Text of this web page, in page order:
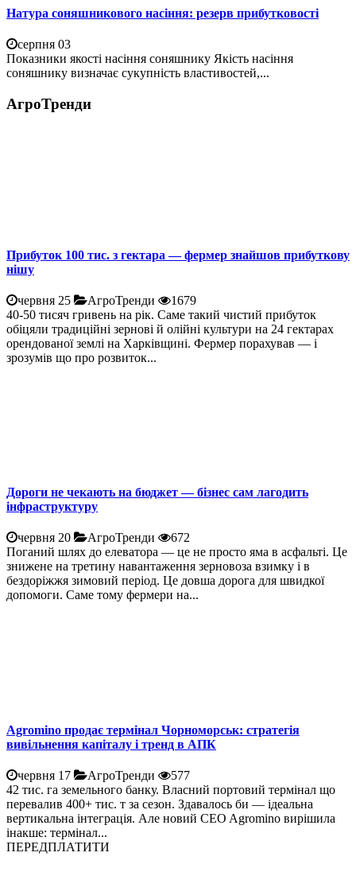
Натура соняшникового насіння: резерв прибутковості
серпня 03
Показники якості насіння соняшнику Якість насіння
соняшнику визначає сукупність властивостей,...
АгроТренди
Прибуток 100 тис. з гектара — фермер знайшов прибуткову
нішу
червня 25 АгроТренди
1679
40-50 тисяч гривень на рік. Саме такий чистий прибуток
обіцяли традиційні зернові й олійні культури на 24 гектарах
орендованої землі на Харківщині. Фермер порахував — і
зрозумів що про розвиток...
Дороги не чекають на бюджет — бізнес сам лагодить
інфраструктуру
червня 20 АгроТренди
672
Поганий шлях до елеватора — це не просто яма в асфальті. Це
знижене на третину навантаження зерновоза взимку і в
бездоріжжя зимовий період. Це довша дорога для швидкої
допомоги. Саме тому фермери на...
Agromino продає термінал Чорноморськ: стратегія
вивільнення капіталу і тренд в АПК
червня 17 АгроТренди
577
42 тис. га земельного банку. Власний портовий термінал що
перевалив 400+ тис. т за сезон. Здавалось би — ідеальна
вертикальна інтеграція. Але новий CEO Agromino вирішила
інакше: термінал...
ПЕРЕДПЛАТИТИ